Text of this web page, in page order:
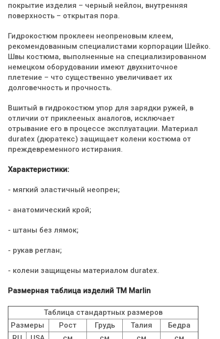
покрытие изделия – черный нейлон, внутренняя
поверхность – открытая пора.
Гидрокостюм проклеен неопреновым клеем,
рекомендованным специалистами корпорации Шейко.
Швы костюма, выполненные на специализированном
немецком оборудовании имеют двухниточное
плетение – что существенно увеличивает их
долговечность и прочность.
Вшитый в гидрокостюм упор для зарядки ружей, в
отличии от приклееных аналогов, исключает
отрывание его в процессе эксплуатации. Материал
duratex (дюратекс) защищает колени костюма от
преждевременного истирания.
Характеристики:
- мягкий эластичный неопрен;
- анатомический крой;
- штаны без лямок;
- рукав реглан;
- колени защищены материалом duratex.
Размерная таблица изделий TM Marlin
Таблица стандартных размеров
Размеры
Рост Грудь Талия
Бедра